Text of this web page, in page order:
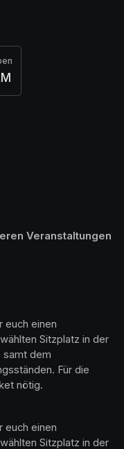
Veranstaltungen
euch einen
Sitzplatz in der
samt dem
Für die
nötig.
euch einen
Sitzplatz in der